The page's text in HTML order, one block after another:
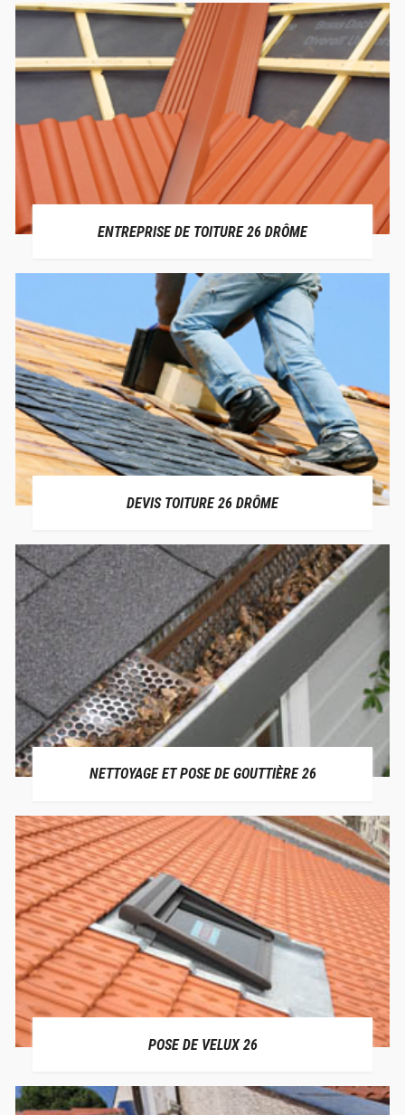
ENTREPRISE DE TOITURE 26 DRÔME
DEVIS TOITURE 26 DRÔME
NETTOYAGE ET POSE DE GOUTTIÈRE 26
POSE DE VELUX 26